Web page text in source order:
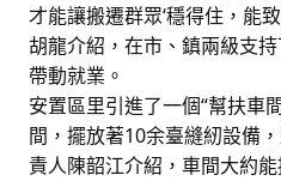
才能讓搬遷群眾‘穩得住，能
胡龍介紹，在市、鎮兩級支
帶動就業。
安置區里引進了一個“幫扶車
間，擺放著10余臺縫紉設備
責人陳韶江介紹，車間大約